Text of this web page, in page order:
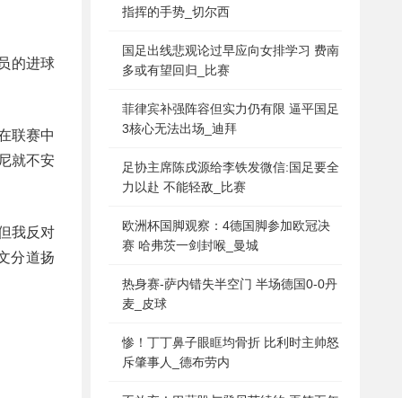
的进球
联赛中
就不安
我反对
分道扬
指挥的手势_切尔西
国足出线悲观论过早应向女排学习 费南
多或有望回归_比赛
菲律宾补强阵容但实力仍有限 逼平国足
3核心无法出场_迪拜
足协主席陈戌源给李铁发微信:国足要全
力以赴 不能轻敌_比赛
欧洲杯国脚观察：4德国脚参加欧冠决
赛 哈弗茨一剑封喉_曼城
热身赛-萨内错失半空门 半场德国0-0丹
麦_皮球
惨！丁丁鼻子眼眶均骨折 比利时主帅怒
斥肇事人_德布劳内